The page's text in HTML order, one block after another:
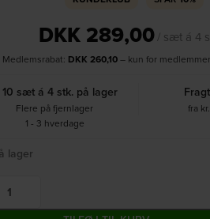
DKK289,00/ sæt á 4
Medlemsrabat: DKK 260,10– kun for
10 sæt á 4 stk. på lager
Flere på fjernlager
1 - 3 hverdage
fra
lager